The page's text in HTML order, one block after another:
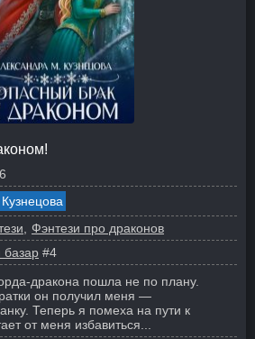
Фэнтези про драконов
#4
дракона пошла не по плану.
он получил меня —
Теперь я помеха на пути к
от меня избавиться...